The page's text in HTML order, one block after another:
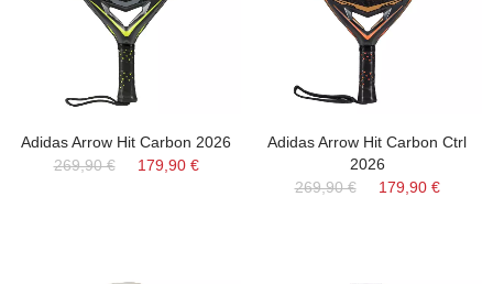
Adidas Arrow Hit Carbon 2026
269,90 €
179,90 €
Adidas Arrow Hit Carbon Ctrl
2026
269,90 €
179,90 €